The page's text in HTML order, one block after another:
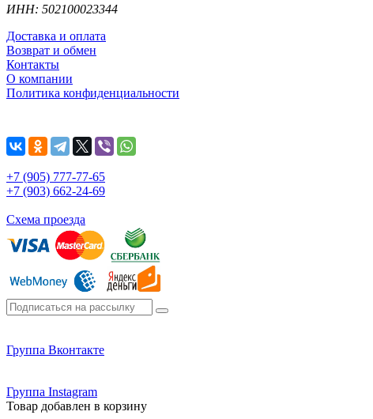
ИНН: 502100023344
Доставка и оплата
Возврат и обмен
Контакты
О компании
Политика конфиденциальности
+7 (905) 777-77-65
+7 (903) 662-24-69
Схема проезда
Группа Вконтакте
Группа Instagram
Товар добавлен в корзину